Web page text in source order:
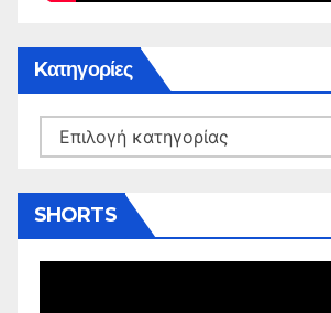
Kατηγορίες
Kατηγορίες
SHORTS